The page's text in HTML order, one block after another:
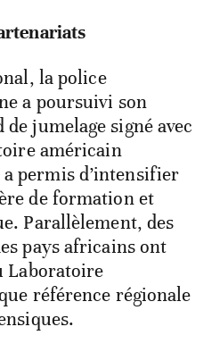
la police
a poursuivi son
jumelage signé avec
américain
permis d’intensifier
de formation et
Parallèlement, des
pays africains ont
Laboratoire
référence régionale